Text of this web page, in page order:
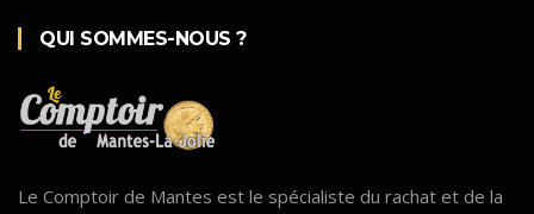
QUI SOMMES-NOUS ?
Le Comptoir de Mantes est le spécialiste du rachat et de la